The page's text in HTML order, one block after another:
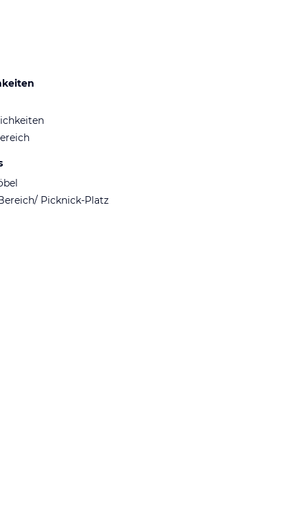
Picknick-Platz